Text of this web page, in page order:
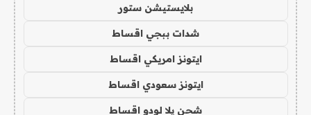
بلايستيشن ستور
شدات ببجي اقساط
ايتونز امريكي اقساط
ايتونز سعودي اقساط
شحن يلا لودو اقساط